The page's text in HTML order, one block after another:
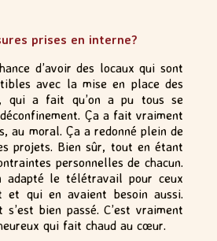
prises en interne?
d’avoir des locaux qui sont
avec la mise en place des
qui a fait qu’on a pu tous se
Ça a fait vraiment
au moral. Ça a redonné plein de
projets. Bien sûr, tout en étant
personnelles de chacun.
adapté le télétravail pour ceux
et qui en avaient besoin aussi.
bien passé. C’est vraiment
qui fait chaud au cœur.